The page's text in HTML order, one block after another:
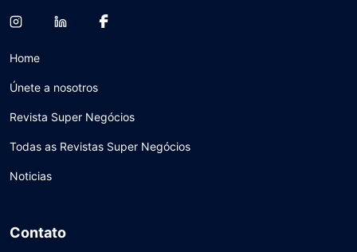
Home
Únete a nosotros
Revista Super Negócios
Todas as Revistas Super Negócios
Noticias
Contato